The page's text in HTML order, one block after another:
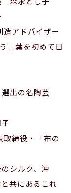
アドバイザー
言葉を初めて日
出の名陶芸
締役・「布の
シルク、沖
共にあるこれ